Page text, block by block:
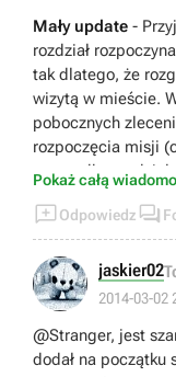
Mały update -
rozdział
tak dlatego, że
wizytą w mieście.
pobocznych
rozpoczęcia misji
przypadku
do solucji z
rozdziału Porady
Pokaż całą
Odpowiedz 
jaskier02
2014-03-02
@Stranger, jest
dodał na początku